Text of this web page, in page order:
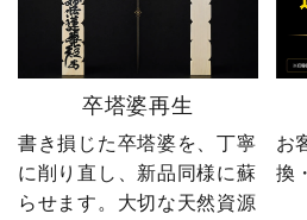
卒塔婆再生
書き損じた卒塔婆を、丁寧
に削り直し、新品同様に蘇
らせます。大切な天然資源
お
換